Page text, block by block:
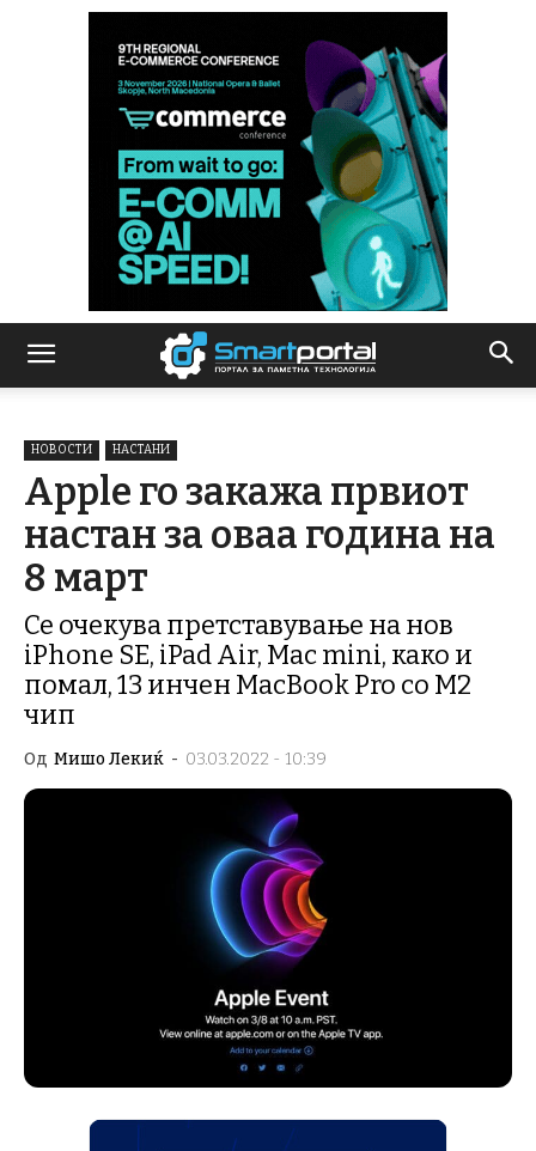
НОВОСТИ НАСТАНИ
Apple го закажа првиот
настан за оваа година на
8 март
Се очекува претставување на нов
iPhone SE, iPad Air, Mac mini, како и
помал, 13 инчен MacBook Pro со M2
чип
Од Мишо Лекиќ - 03.03.2022 - 10:39